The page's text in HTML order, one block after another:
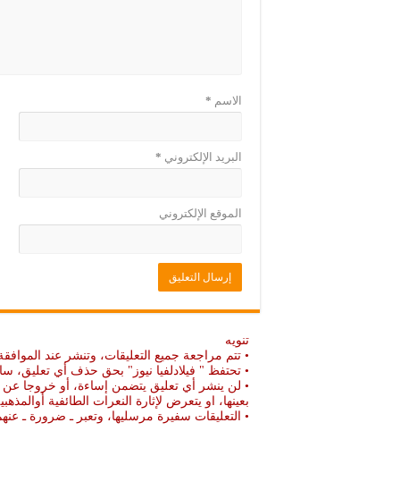
الاسم *
البريد الإلكتروني *
الموقع الإلكتروني
تنويه
• تتم مراجعة جميع التعليقات، وتنشر عند
• تحتفظ " فيلادلفيا نيوز" بحق حذف أي تعليق،
• لن ينشر أي تعليق يتضمن إساءة، أو خروجا عن
بعينها، او يتعرض لإثارة النعرات الطائفية
• التعليقات سفيرة مرسليها، وتعبر ـ ضرورة